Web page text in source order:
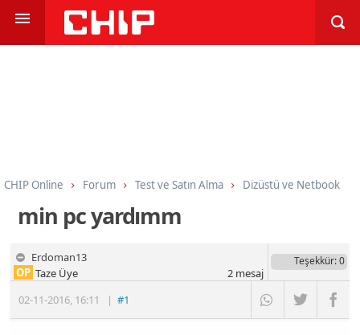
CHIP Online Forum Test ve Satın Alma Dizüstü ve Netbook
min pc yardımm
Erdoman13
02-11-2016, 16:11 |#1
OP Taze Üye
Teşekkür: 0
2mesaj